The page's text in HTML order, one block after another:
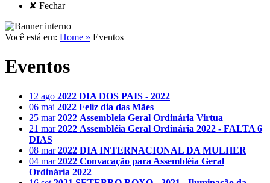
✘ Fechar
Você está em: Home » Eventos
Eventos
12 ago 2022 DIA DOS PAIS - 2022
06 mai 2022 Feliz dia das Mães
25 mar2022 Assembleia Geral Ordinária Virtua
21 mar2022 Assembléia Geral Ordinária 2022 - FALTA 6
DIAS
08 mar2022 DIA INTERNACIONAL DA MULHER
04 mar2022 Convacação para Assembléia Geral
Ordinária 2022